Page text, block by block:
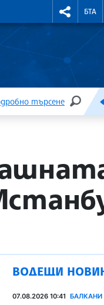
БТА
търсене
ВОДЕЩИ
07.08.2026 10:41 БАЛКАНИ